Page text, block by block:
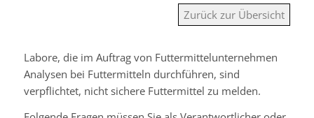
Zurück zur Übersicht
Labore, die im Auftrag von Futtermittelunternehmen
Analysen bei Futtermitteln durchführen, sind
verpflichtet, nicht sichere Futtermittel zu melden.